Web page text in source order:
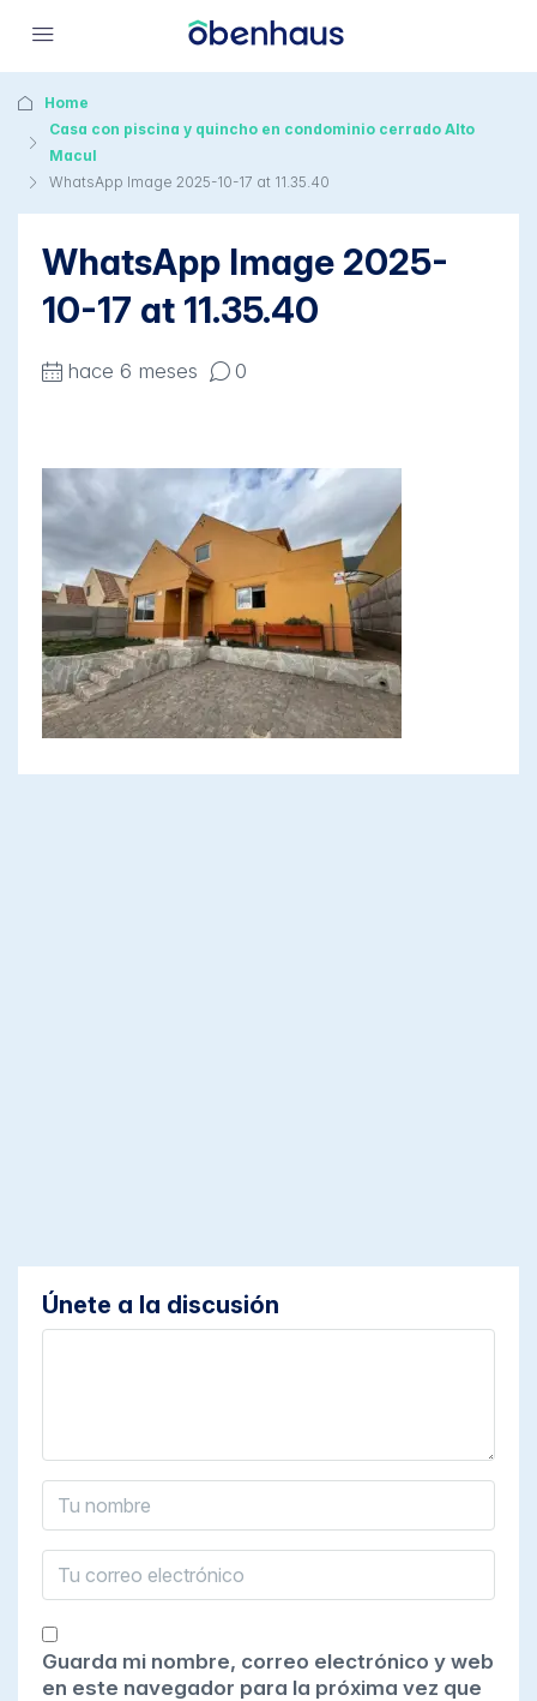
Home
Casa con piscina y quincho en condominio cerrado Alto
Macul
WhatsApp Image 2025-10-17 at 11.35.40
WhatsApp Image 2025-
10-17 at 11.35.40
hace 6 meses 0
Únete a la discusión
Guarda mi nombre, correo electrónico y web
en este navegador para la próxima vez que